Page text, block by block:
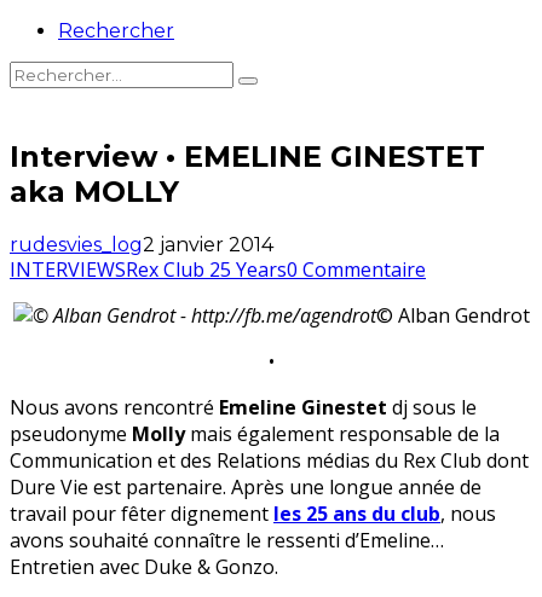
Rechercher
Interview • EMELINE GINESTET
aka MOLLY
rudesvies_log2 janvier 2014
INTERVIEWSRex Club 25 Years0 Commentaire
© Alban Gendrot
•
Nous avons rencontré Emeline Ginestet dj sous le
pseudonyme Mollymais également responsable de la
Communication et des Relations médias du Rex Club dont
Dure Vie est partenaire. Après une longue année de
travail pour fêter dignement les 25 ans du club, nous
avons souhaité connaître le ressenti d’Emeline…
Entretien avec Duke & Gonzo.